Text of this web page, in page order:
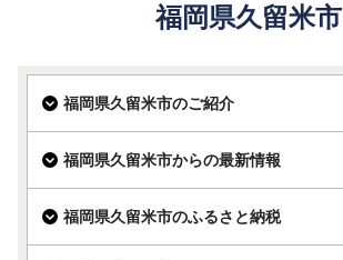
福岡県久留米市
福岡県久留米市のご紹介
福岡県久留米市からの最新情報
福岡県久留米市のふるさと納税